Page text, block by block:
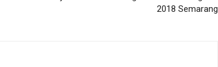
2018 Semarang